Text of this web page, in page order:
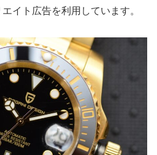
イト広告を利用しています。